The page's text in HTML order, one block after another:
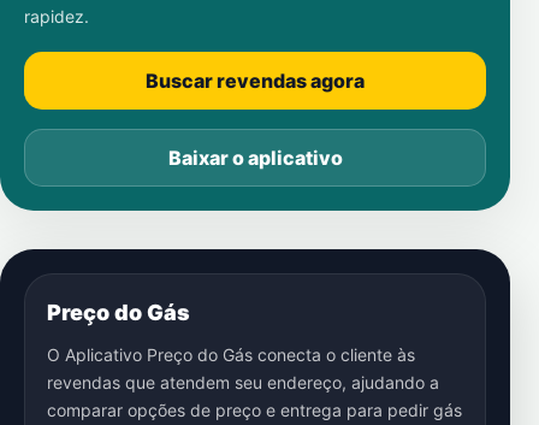
rapidez.
Buscar revendas agora
Baixar o aplicativo
Preço do Gás
O Aplicativo Preço do Gás conecta o cliente às
revendas que atendem seu endereço, ajudando a
comparar opções de preço e entrega para pedir gás